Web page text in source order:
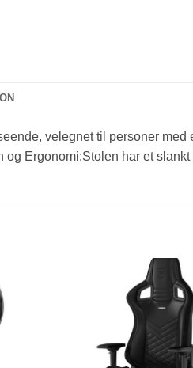
velegnet til personer
Ergonomi:Stolen har et slankt